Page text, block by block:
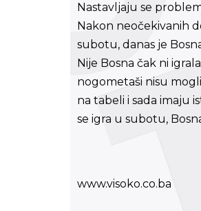
Nastavljaju se
Nakon neočekivanih
subotu, danas je
Nije Bosna čak ni
nogometaši nisu
na tabeli i sada imaju
se igra u subotu,
www.visoko.co.ba